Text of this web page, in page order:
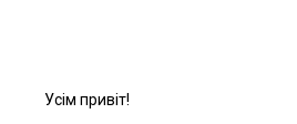
Усім привіт!